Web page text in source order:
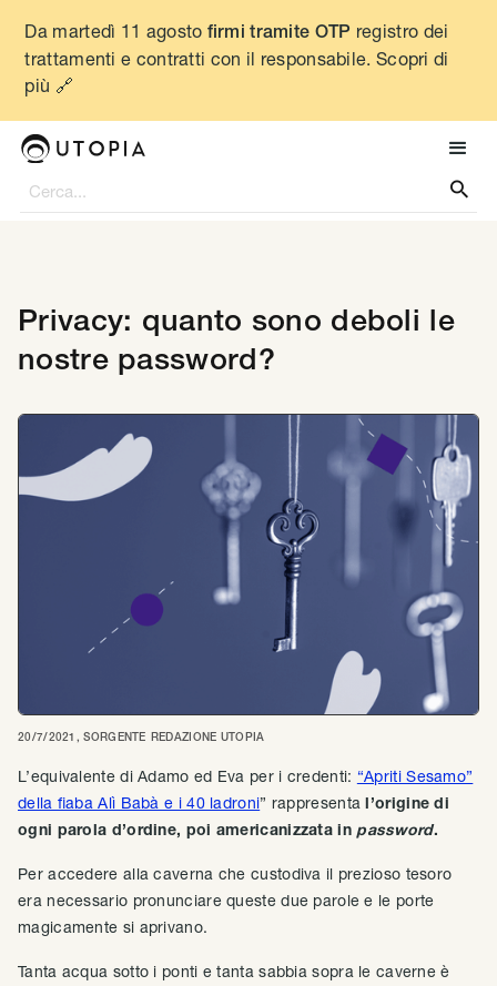
Da martedì 11 agosto firmi tramite OTP registro dei
trattamenti e contratti con il responsabile. Scopri di
più 🔗

Privacy: quanto sono deboli le
nostre password?
20/7/2021 , SORGENTE REDAZIONE UTOPIA
L’equivalente di Adamo ed Eva per i credenti: “Apriti Sesamo”
della fiaba Alì Babà e i 40 ladroni” rappresental’origine di
ogni parola d’ordine, poi americanizzata in password.
Per accedere alla caverna che custodiva il prezioso tesoro
era necessario pronunciare queste due parole e le porte
magicamente si aprivano.
Tanta acqua sotto i ponti e tanta sabbia sopra le caverne è